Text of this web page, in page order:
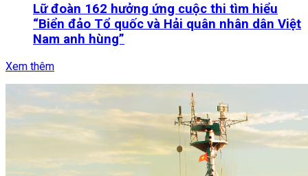
Lữ đoàn 162 hưởng ứng cuộc thi tìm hiểu
“Biển đảo Tổ quốc và Hải quân nhân dân Việt
Nam anh hùng”
Xem thêm